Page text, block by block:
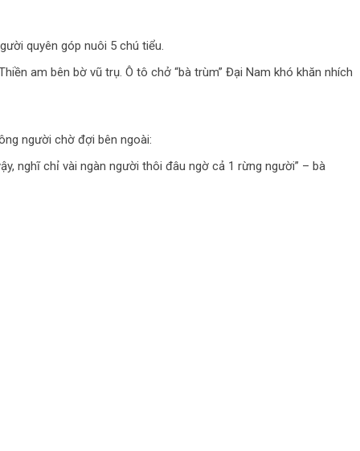
quyên góp nuôi 5 chú tiểu.
am bên bờ vũ trụ. Ô tô chở “bà trùm” Đại Nam khó khăn nhích
người chờ đợi bên ngoài:
nghĩ chỉ vài ngàn người thôi đâu ngờ cả 1 rừng người” – bà